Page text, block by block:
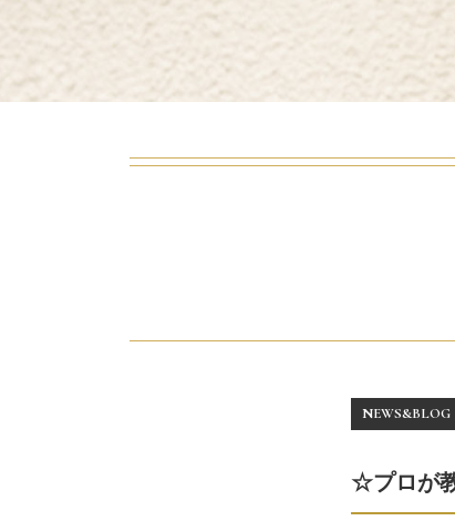
NEWS&BLOG
☆プロが